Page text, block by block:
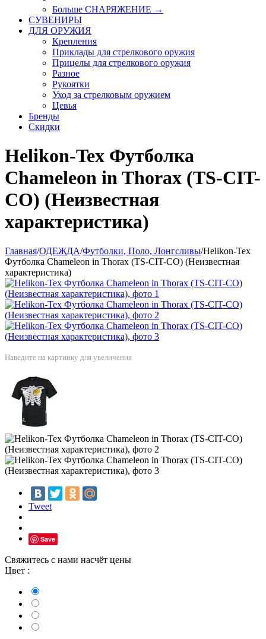
Больше СНАРЯЖЕНИЕ →
СУВЕНИРЫ
ДЛЯ ОРУЖИЯ
Крепления
Приклады для стрелкового оружия
Прицелы для стрелкового оружия
Разное
Рукоятки
Уход за стрелковым оружием
Цевья
Бренды
Скидки
Helikon-Tex Футболка
Chameleon in Thorax (TS-CIT-
CO) (Неизвестная
характеристика)
Главная/ОДЕЖДА/Футболки, Поло, Лонгсливы/Helikon-Tex
Футболка Chameleon in Thorax (TS-CIT-CO) (Неизвестная
характеристика)
Наведите на картинку для увеличения
Tweet
Save
Свяжитесь с нами насчёт цены
Цвет :